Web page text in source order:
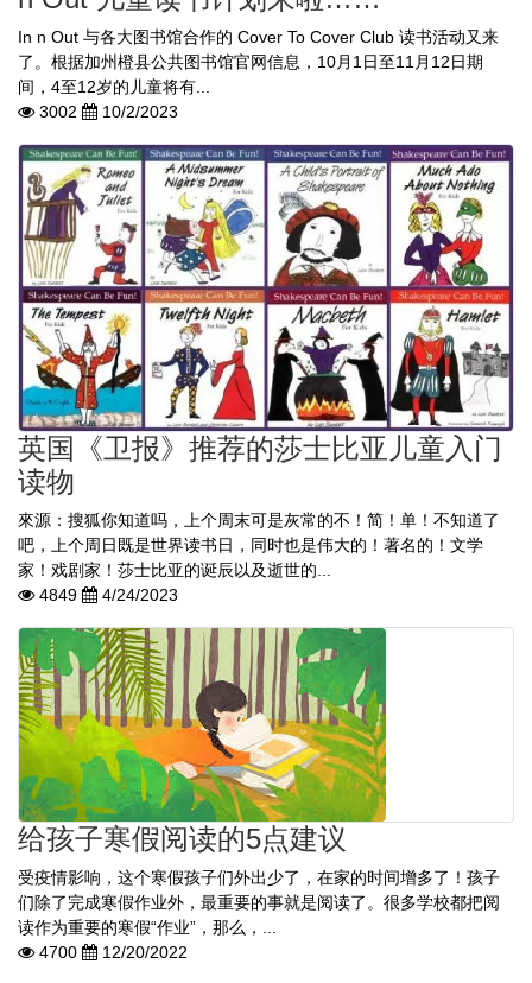
In n Out 与各大图书馆合作的 Cover To Cover Club 读书活动又来
了。根据加州橙县公共图书馆官网信息，10月1日至11月12日期
间，4至12岁的儿童将有...
3002
10/2/2023
英国《卫报》推荐的莎士比亚儿童入门
读物
來源：搜狐你知道吗，上个周末可是灰常的不！简！单！不知道了
吧，上个周日既是世界读书日，同时也是伟大的！著名的！文学
家！戏剧家！莎士比亚的诞辰以及逝世的...
4849
4/24/2023
给孩子寒假阅读的5点建议
受疫情影响，这个寒假孩子们外出少了，在家的时间增多了！孩子
们除了完成寒假作业外，最重要的事就是阅读了。很多学校都把阅
读作为重要的寒假“作业”，那么，...
4700
12/20/2022